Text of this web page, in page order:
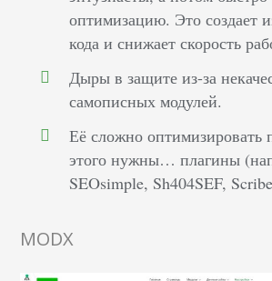
оптимизацию. Это создает
кода и снижает скорость
Дыры в защите из-за
самописных модулей.
Её сложно оптимизировать
этого нужны… плагины
SEOsimple, Sh404SEF,
MODX